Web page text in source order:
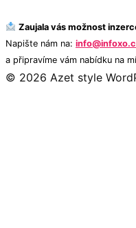
Zaujala vás možnost
Napište nám na:
a připravíme vám nabídku na
© 2026 Azet style